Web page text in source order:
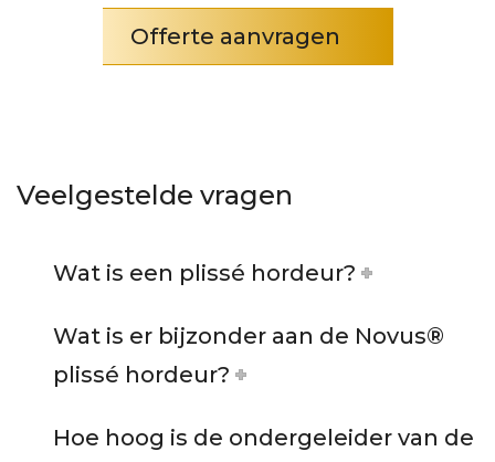
Offerte aanvragen
Veelgestelde vragen
Wat is een plissé hordeur?
Wat is er bijzonder aan de Novus®
plissé hordeur?
Hoe hoog is de ondergeleider van de